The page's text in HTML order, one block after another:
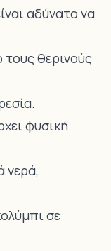
αδύνατο να
τους θερινούς
φυσική
νερά,
σε